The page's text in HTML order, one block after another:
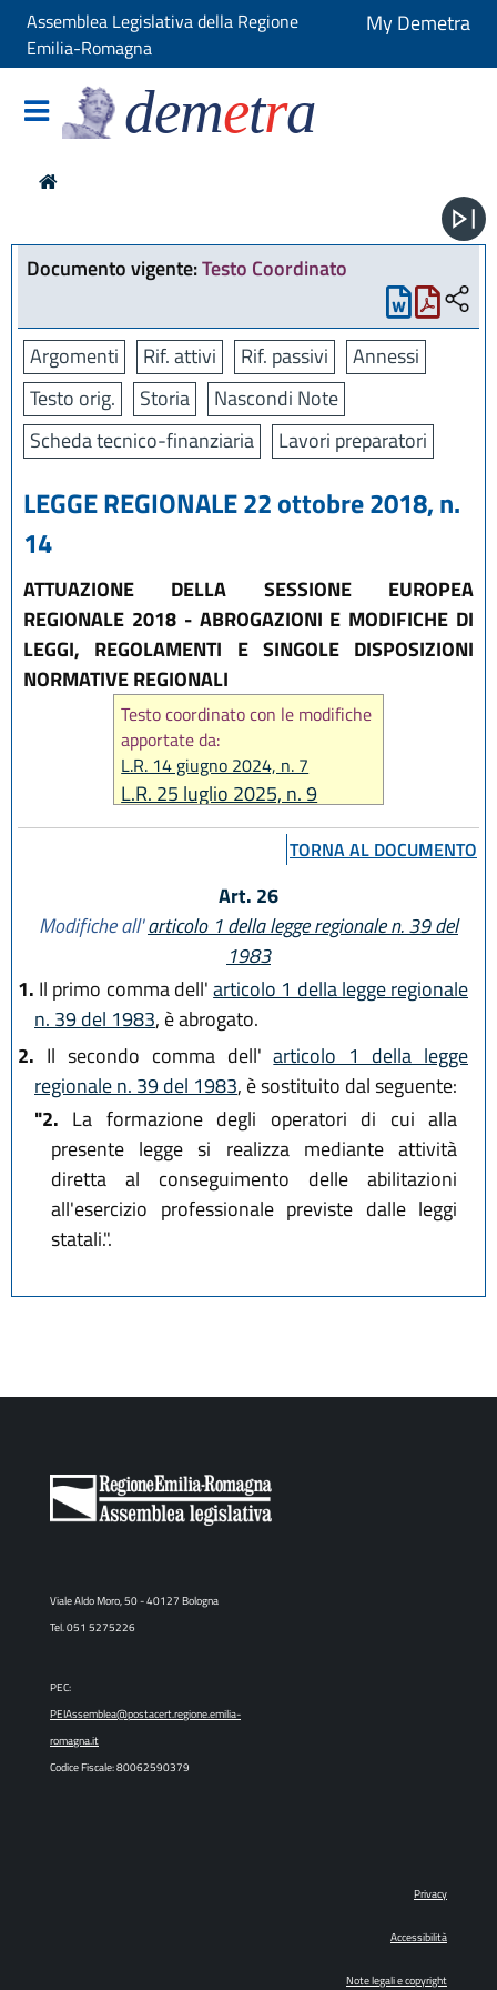
Assemblea Legislativa della Regione
Emilia-Romagna
My Demetra
demetra
Documento vigente:Testo Coordinato
Argomenti Rif. attivi Rif. passivi
Annessi
Testo orig.
Storia
Nascondi Note
Scheda tecnico-finanziaria
Lavori preparatori
LEGGE REGIONALE 22 ottobre 2018, n.
14
ATTUAZIONE DELLA SESSIONE EUROPEA
REGIONALE 2018 - ABROGAZIONI E MODIFICHE DI
LEGGI, REGOLAMENTI E SINGOLE DISPOSIZIONI
NORMATIVE REGIONALI
Testo coordinato con le modifiche
apportate da:
L.R. 14 giugno 2024, n. 7
L.R. 25 luglio 2025, n. 9
TORNA AL DOCUMENTO
Art. 26
Modifiche all'articolo 1 della legge regionale n. 39 del
1983
1. Il primo comma dell'articolo 1 della legge regionale
n. 39 del 1983, è abrogato.
2. Il secondo comma dell'articolo 1 della legge
regionale n. 39 del 1983, è sostituito dal seguente:
"2. La formazione degli operatori di cui alla
presente legge si realizza mediante attività
diretta al conseguimento delle abilitazioni
all'esercizio professionale previste dalle leggi
statali.".
Viale Aldo Moro, 50 - 40127 Bologna
Tel. 051 5275226
PEC:
PEIAssemblea@postacert.regione.emilia-
romagna.it
Codice Fiscale: 80062590379
Privacy
Accessibilità
Note legali e copyright